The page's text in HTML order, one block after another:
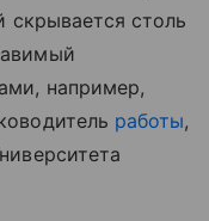
скрывается столь
например,
работы,